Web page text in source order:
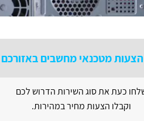
מטכנאי מחשבים באזורכם
כעת את סוג השירות הדרוש לכם
וקבלו הצעות מחיר במהירות.